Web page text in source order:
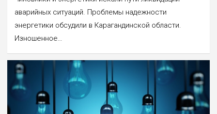
аварийных ситуаций. Проблемы надежности
энергетики обсудили в Карагандинской области.
Изношенное…